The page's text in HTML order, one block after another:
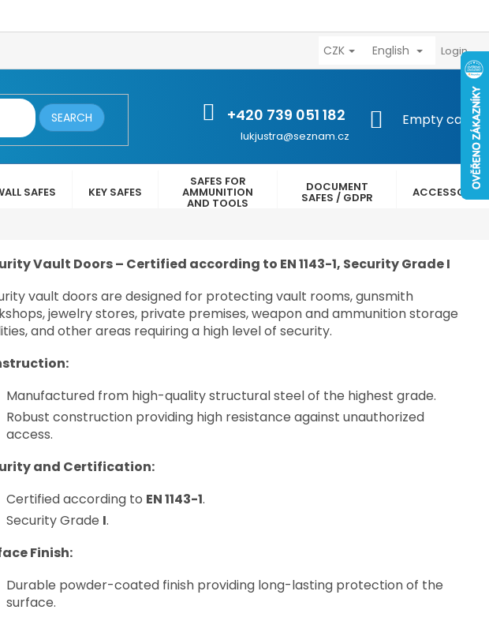
+420 739 051 182
lukjustra@seznam.cz
dveří Reklamační řád Obchodní
CZK English Login
SEARCH
SHOPPING
Empty cart
SAFES KEY SAFES
SAFES FOR
AMMUNITION
AND TOOLS
DOCUMENT
SAFES / GDPR ACCESSORIES
Vault Doors – Certified according to EN 1143-1, Security Grade I
vault doors are designed for protecting vault rooms, gunsmith
jewelry stores, private premises, weapon and ammunition storage
and other areas requiring a high level of security.
Manufactured from high-quality structural steel of the highest grade.
Robust construction providing high resistance against unauthorized
access.
and Certification:
Certified according to EN 1143-1.
Security Grade I.
Finish:
Durable powder-coated finish providing long-lasting protection of the
surface.